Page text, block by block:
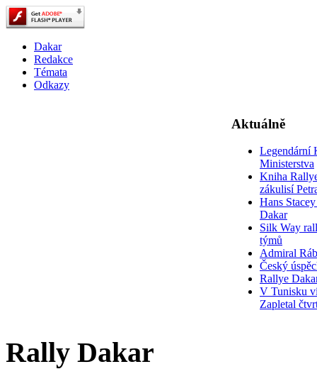
Dakar
Redakce
Témata
Odkazy
Aktuálně
Legendární
Ministerstva
Kniha
zákulisí
Hans
Dakar
Silk Way
týmů
Admiral
Český
Rallye
V Tunisku
Zapletal
Rally Dakar